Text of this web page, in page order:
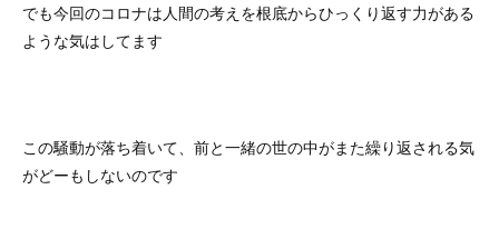
でも今回のコロナは人間の考えを根底からひっくり返す力がある
ような気はしてます
この騒動が落ち着いて、前と一緒の世の中がまた繰り返される気
がどーもしないのです